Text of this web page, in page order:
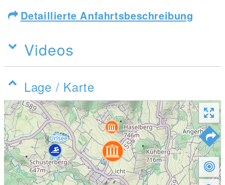
Detaillierte Anfahrtsbeschreibung
Videos
Lage / Karte